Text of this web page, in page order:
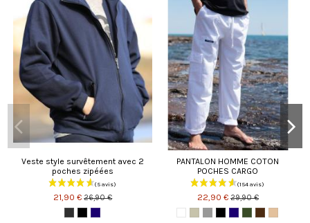
Veste style survêtement avec 2
poches zipéées
21,90 €26,90 €
PANTALON HOMME COTON
POCHES CARGO
22,90 € 29,90 €